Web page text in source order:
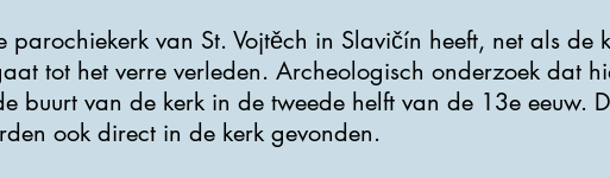
van St. Vojtěch in Slavičín heeft, net als de
tot het verre verleden. Archeologisch onderzoek dat
buurt van de kerk in de tweede helft van de 13e eeuw.
ook direct in de kerk gevonden.